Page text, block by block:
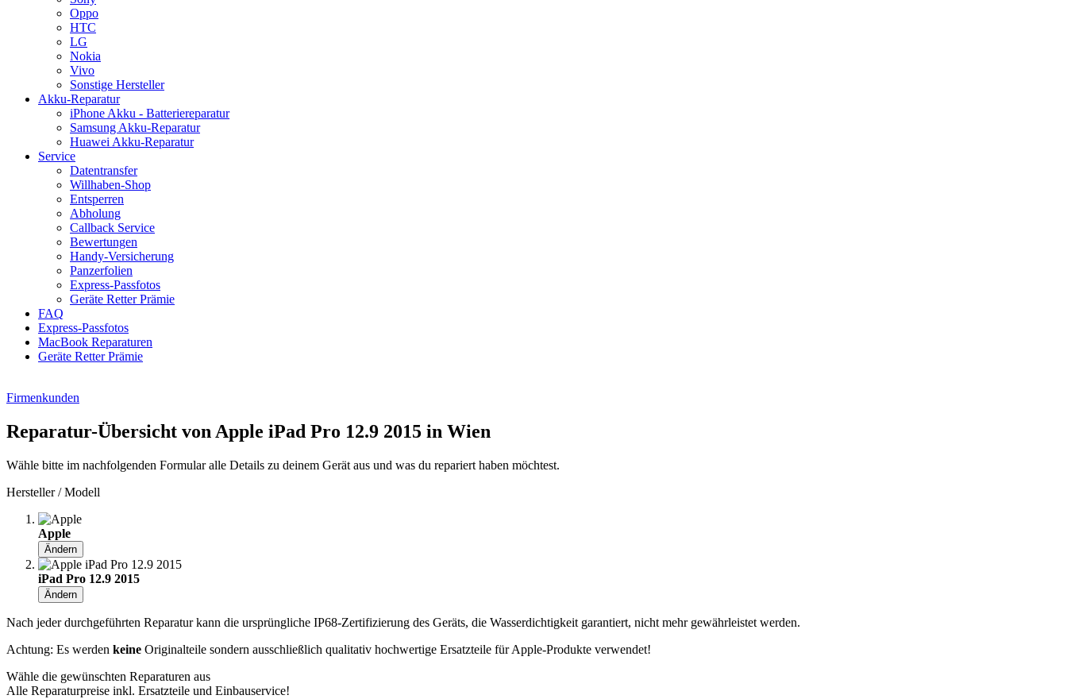
Oppo
HTC
LG
Nokia
Vivo
Sonstige Hersteller
Akku-Reparatur
iPhone Akku - Batteriereparatur
Samsung Akku-Reparatur
Huawei Akku-Reparatur
Service
Datentransfer
Willhaben-Shop
Entsperren
Abholung
Callback Service
Bewertungen
Handy-Versicherung
Panzerfolien
Express-Passfotos
Geräte Retter Prämie
FAQ
Express-Passfotos
MacBook Reparaturen
Geräte Retter Prämie
Firmenkunden
Reparatur-Übersicht von Apple iPad Pro 12.9 2015 in Wien
Wähle bitte im nachfolgenden Formular alle Details zu deinem Gerät aus und was du repariert haben möchtest.
Hersteller / Modell
Apple
Ändern
iPad Pro 12.9 2015
Ändern
Nach jeder durchgeführten Reparatur kann die ursprüngliche IP68-Zertifizierung des Geräts, die Wasserdichtigkeit garantiert, nicht mehr gewährleistet werden.
Achtung: Es werden keine Originalteile sondern ausschließlich qualitativ hochwertige Ersatzteile für Apple-Produkte verwendet!
Wähle die gewünschten Reparaturen aus
Alle Reparaturpreise inkl. Ersatzteile und Einbauservice!